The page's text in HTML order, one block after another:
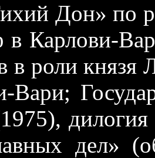
Дон» по
Карлови-
в роли
Вари;
дел»